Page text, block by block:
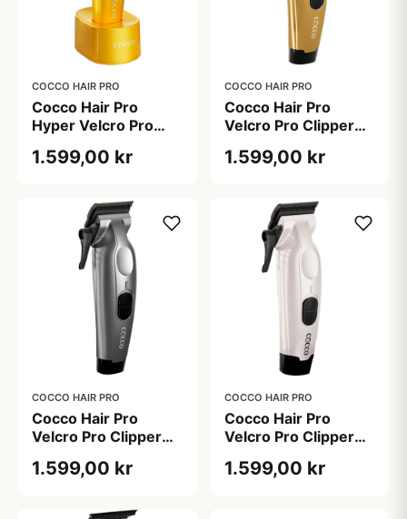
COCCO HAIR PRO
Cocco Hair Pro
Hyper Velcro Pro
1.599,00 kr
COCCO HAIR PRO
Cocco Hair Pro
Velcro Pro Clipper
1.599,00 kr
COCCO HAIR PRO
Cocco Hair Pro
Velcro Pro Clipper
1.599,00 kr
COCCO HAIR PRO
Cocco Hair Pro
Velcro Pro Clipper
1.599,00 kr